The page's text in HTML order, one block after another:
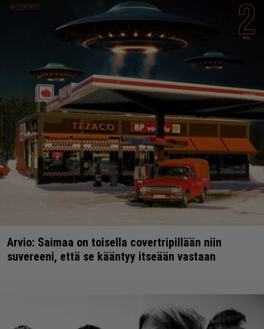
Arvio: Saimaa on toisella covertripillään niin
suvereeni, että se kääntyy itseään vastaan